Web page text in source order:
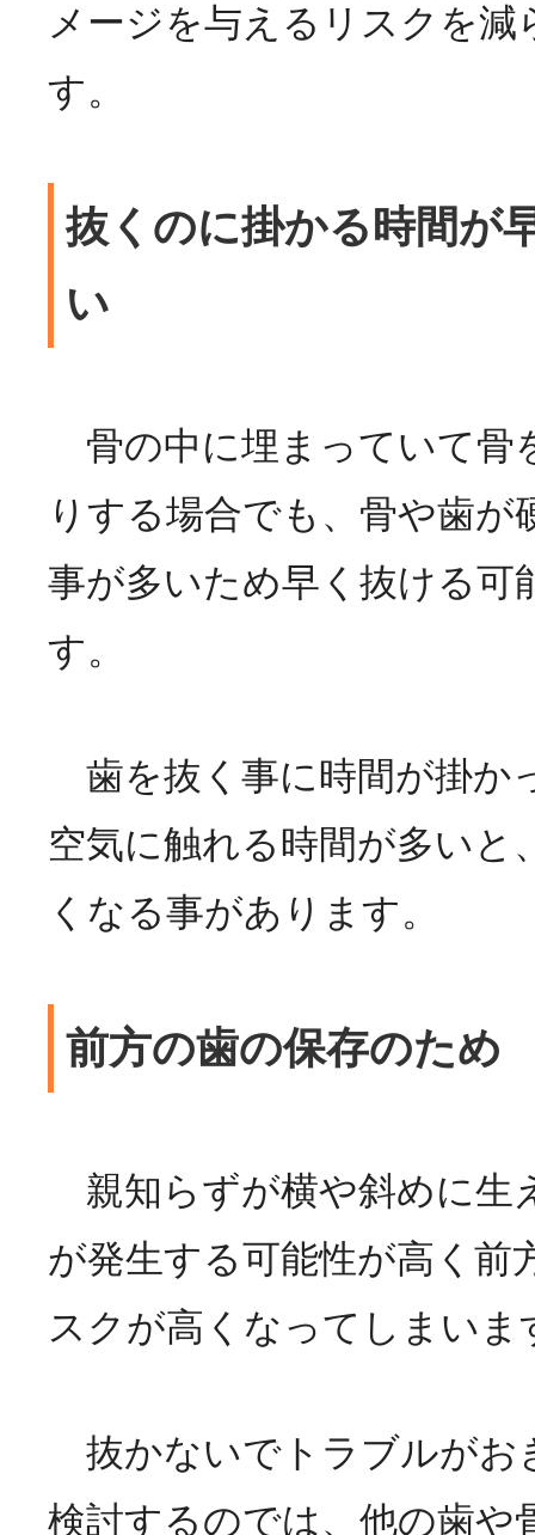
メージを与えるリスクを減
す。
抜くのに掛かる時間が
い
骨の中に埋まっていて骨
りする場合でも、骨や歯が
事が多いため早く抜ける可
す。
歯を抜く事に時間が掛か
空気に触れる時間が多いと
くなる事があります。
前方の歯の保存のため
親知らずが横や斜めに生
が発生する可能性が高く前
スクが高くなってしまいま
抜かないでトラブルがお
検討するのでは、他の歯や